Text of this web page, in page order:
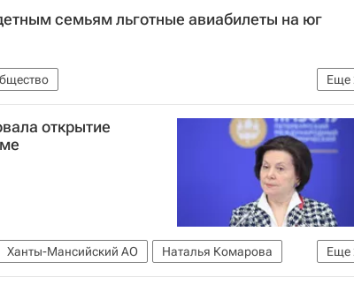
семьям льготные авиабилеты на юг
Еще
форум" (фонд)
открытие
Еще
Ханты-Мансийский АО
Наталья Комарова
экономический форум" (фонд)